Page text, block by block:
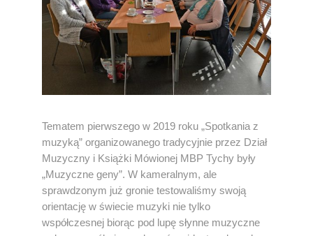
Tematem pierwszego w 2019 roku „Spotkania z
muzyką” organizowanego tradycyjnie przez Dział
Muzyczny i Książki Mówionej MBP Tychy były
„Muzyczne geny”. W kameralnym, ale
sprawdzonym już gronie testowaliśmy swoją
orientację w świecie muzyki nie tylko
współczesnej biorąc pod lupę słynne muzyczne